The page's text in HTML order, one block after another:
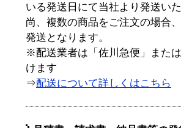
いる発送日にて当社より発送い
尚、複数の商品をご注文の場合
発送となります。
※配送業者は「佐川急便」また
けます
⇒配送について詳しくはこちら